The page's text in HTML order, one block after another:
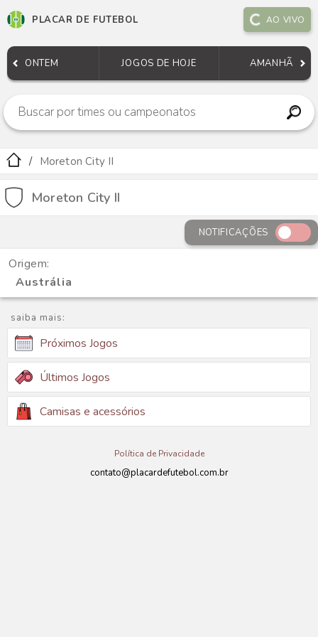
PLACAR DE FUTEBOL AO VIVO
ONTEM JOGOS DE HOJE AMANHÃ
Moreton City II
Moreton City II
NOTIFICAÇÕES
Origem:
Austrália
saiba mais:
Próximos Jogos
Últimos Jogos
Camisas e acessórios
Política de Privacidade
contato@placardefutebol.com.br